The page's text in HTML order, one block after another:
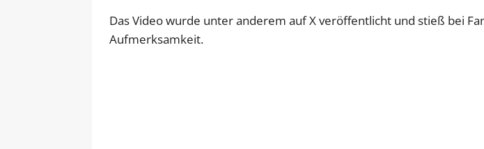
Das Video wurde unter anderem auf X veröffentlicht und stieß bei
Aufmerksamkeit.